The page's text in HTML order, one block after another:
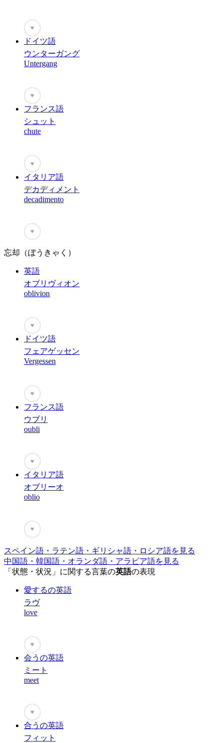
♥
ドイツ語
ウンターガング
Untergang
♥
フランス語
シュット
chute
♥
イタリア語
デカディメント
decadimento
♥
忘却（ぼうきゃく）
英語
オブリヴィオン
oblivion
♥
ドイツ語
フェアゲッセン
Vergessen
♥
フランス語
ウブリ
oubli
♥
イタリア語
オブリーオ
oblio
♥
スペイン語・ラテン語・ギリシャ語・ロシア語を見る
中国語・韓国語・オランダ語・アラビア語を見る
「状態・状況」に関する言葉の英語の表現
愛するの英語
ラヴ
love
♥
会うの英語
ミート
meet
♥
合うの英語
フィット